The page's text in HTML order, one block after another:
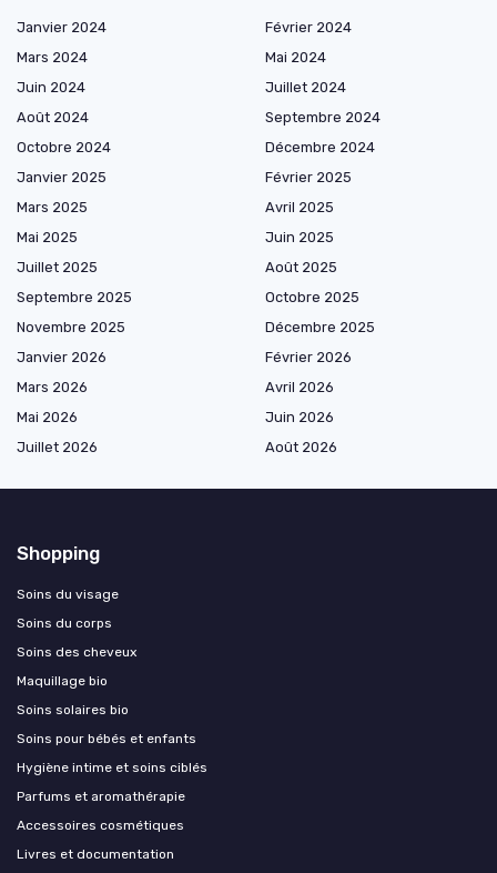
Janvier 2024
Février 2024
Mars 2024
Mai 2024
Juin 2024
Juillet 2024
Août 2024
Septembre 2024
Octobre 2024
Décembre 2024
Janvier 2025
Février 2025
Mars 2025
Avril 2025
Mai 2025
Juin 2025
Juillet 2025
Août 2025
Septembre 2025
Octobre 2025
Novembre 2025
Décembre 2025
Janvier 2026
Février 2026
Mars 2026
Avril 2026
Mai 2026
Juin 2026
Juillet 2026
Août 2026
Shopping
Soins du visage
Soins du corps
Soins des cheveux
Maquillage bio
Soins solaires bio
Soins pour bébés et enfants
Hygiène intime et soins ciblés
Parfums et aromathérapie
Accessoires cosmétiques
Livres et documentation